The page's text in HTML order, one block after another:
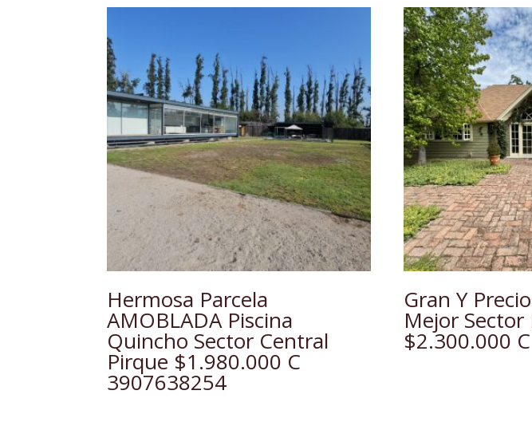
Hermosa Parcela
AMOBLADA Piscina
Quincho Sector Central
Pirque $1.980.000 C
3907638254
Gran Y
Mejor Sector
$2.300.000